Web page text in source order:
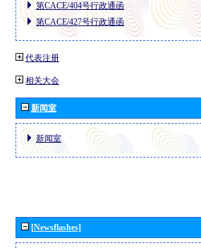
第CACE/404号行政通函
第CACE/427号行政通函
代表注册
相关大会
新闻室
新闻室
[Newsflashes]